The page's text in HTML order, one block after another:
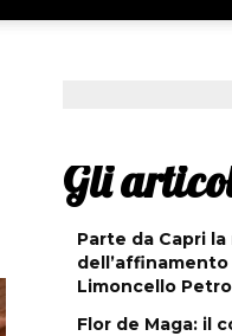
Gli
Parte da Capri
Limoncello
Flor de Maga: il